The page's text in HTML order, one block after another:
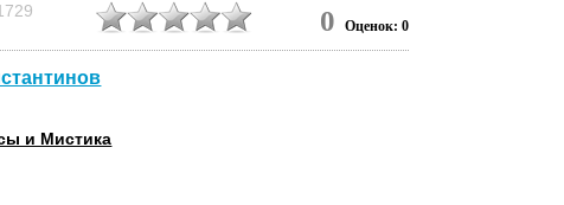
– заорал Ефим, сбрасывая куртку, чтобы
Ниночка вдруг как-то вся разом с
0 Оценок: 0
и Мистика